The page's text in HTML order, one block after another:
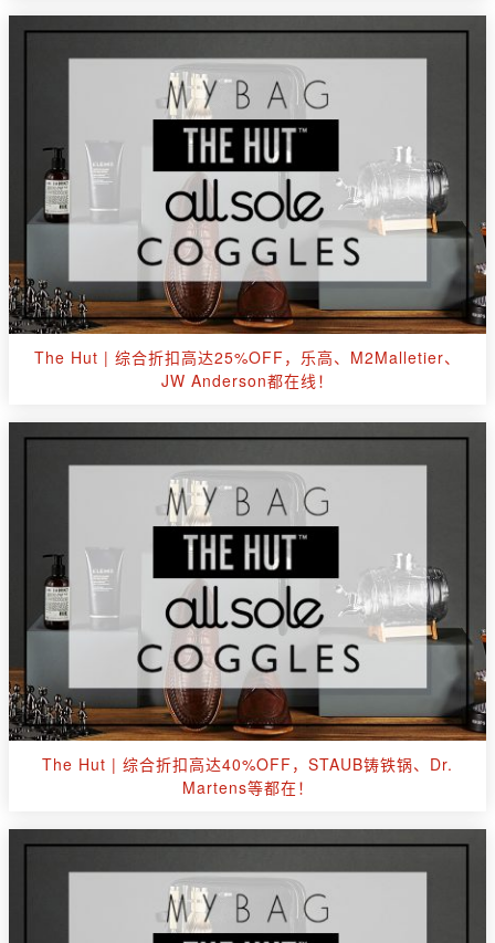
The Hut | 综合折扣高达25%OFF，乐高、M2Malletier、
JW Anderson都在线！
The Hut | 综合折扣高达40%OFF，STAUB铸铁锅、Dr.
Martens等都在！